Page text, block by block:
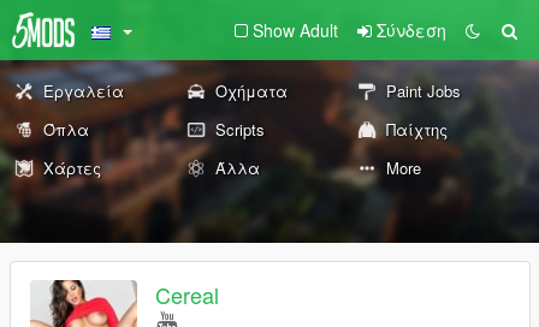
Show Adult Σύνδεση
Εργαλεία Οχήματα
Paint Jobs
Όπλα
Scripts
Παίχτης
Χάρτες
Άλλα More
Cereal